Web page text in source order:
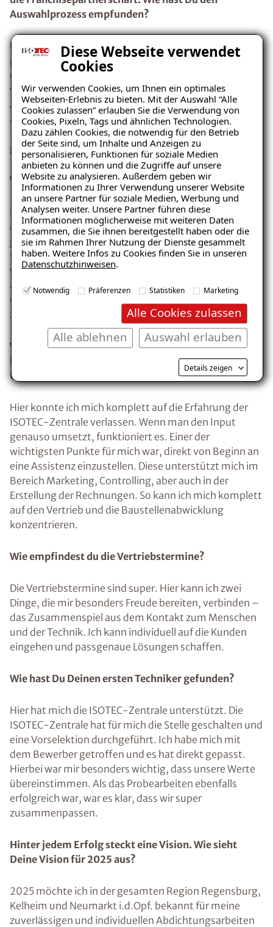
Diese Webseite verwendet
Cookies
Wir verwenden Cookies, um Ihnen ein optimales
Webseiten-Erlebnis zu bieten. Mit der Auswahl “Alle
Cookies zulassen” erlauben Sie die Verwendung von
Cookies, Pixeln, Tags und ähnlichen Technologien.
Dazu zählen Cookies, die notwendig für den Betrieb
der Seite sind, um Inhalte und Anzeigen zu
personalisieren, Funktionen für soziale Medien
anbieten zu können und die Zugriffe auf unsere
Website zu analysieren. Außerdem geben wir
Informationen zu Ihrer Verwendung unserer Website
an unsere Partner für soziale Medien, Werbung und
Analysen weiter. Unsere Partner führen diese
Informationen möglicherweise mit weiteren Daten
zusammen, die Sie ihnen bereitgestellt haben oder die
sie im Rahmen Ihrer Nutzung der Dienste gesammelt
haben. Weitere Infos zu Cookies finden Sie in unseren
Datenschutzhinweisen.
Notwendig Präferenzen Statistiken Marketing
Alle Cookies zulassen
Auswahl erlauben
Alle ablehnen
Details zeigen
Auswahlprozess empfunden?
Der Auswahlprozess war strukturiert und sehr
professionell. Ich wusste zu jederzeit, wo ich stehe,
und wie es weitergeht. Es war von Beginn an sehr
vertrauensvoll und ehrlich. Natürlich ist der
Auswahlprozess zeitintensiv, aber so konnte ich mich
ausreichend mit dem Thema Selbstständigkeit mit
ISOTEC auseinandersetzten - das hat mir Sicherheit
gegeben.ISOTEC hat eine eigene Akademie.
Wie hast Du die Unterstützung wahrgenommen?
Bei der Neugründung sind einige bürokratische Fragen
auf mich zukommen. ISOTEC unterstützt hier in
jeglicher Hinsicht und stand mir mit Rat und Tat zu
Seite. Bei den Start-Planungstagen bekommt man
viele Tipps, wie und wann man welches Thema
angehen sollte. Daher konnte ich auf die Strukturen
und das vorhandene Wissen der ISOTEC-Zentrale
zurückgreifen.
Wenn Du jetzt einmal zurückschaust. Welche Tipps
kannst Du neuen Partnern (m/w/d) für den
Unternehmensstart geben?
Hier konnte ich mich komplett auf die Erfahrung der
ISOTEC-Zentrale verlassen. Wenn man den Input
genauso umsetzt, funktioniert es. Einer der
wichtigsten Punkte für mich war, direkt von Beginn an
eine Assistenz einzustellen. Diese unterstützt mich im
Bereich Marketing, Controlling, aber auch in der
Erstellung der Rechnungen. So kann ich mich komplett
auf den Vertrieb und die Baustellenabwicklung
konzentrieren.
Wie empfindest du die Vertriebstermine?
Die Vertriebstermine sind super. Hier kann ich zwei
Dinge, die mir besonders Freude bereiten, verbinden –
das Zusammenspiel aus dem Kontakt zum Menschen
und der Technik. Ich kann individuell auf die Kunden
eingehen und passgenaue Lösungen schaffen.
Wie hast Du Deinen ersten Techniker gefunden?
Hier hat mich die ISOTEC-Zentrale unterstützt. Die
ISOTEC-Zentrale hat für mich die Stelle geschalten und
eine Vorselektion durchgeführt. Ich habe mich mit
dem Bewerber getroffen und es hat direkt gepasst.
Hierbei war mir besonders wichtig, dass unsere Werte
übereinstimmen. Als das Probearbeiten ebenfalls
erfolgreich war, war es klar, dass wir super
zusammenpassen.
Hinter jedem Erfolg steckt eine Vision. Wie sieht
Deine Vision für 2025 aus?
2025 möchte ich in der gesamten Region Regensburg,
Kelheim und Neumarkt i.d.Opf. bekannt für meine
zuverlässigen und individuellen Abdichtungsarbeiten